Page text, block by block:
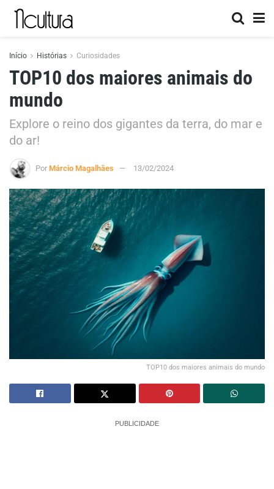
Início Histórias Curiosidades
TOP10 dos maiores animais do
mundo
Explore o reino dos gigantes da terra, do mar e
do ar!
Por Márcio Magalhães 13/02/2024
TOP10 dos maiores animais do mundo
PUBLICIDADE